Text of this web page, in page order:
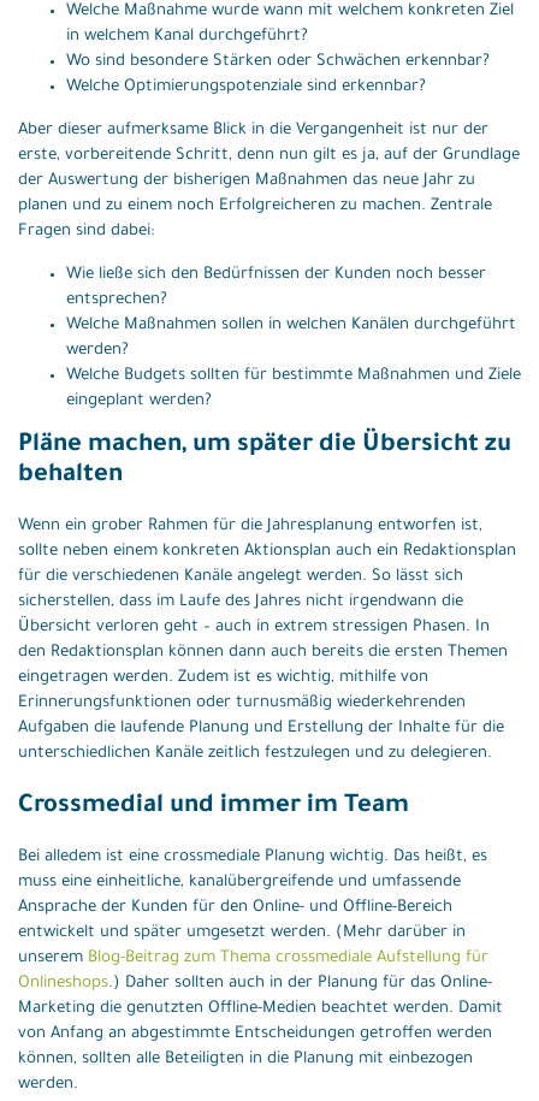
Welche Maßnahme wurde wann mit welchem konkreten Ziel
in welchem Kanal durchgeführt?
Wo sind besondere Stärken oder Schwächen erkennbar?
Welche Optimierungspotenziale sind erkennbar?
Aber dieser aufmerksame Blick in die Vergangenheit ist nur der
erste, vorbereitende Schritt, denn nun gilt es ja, auf der Grundlage
der Auswertung der bisherigen Maßnahmen das neue Jahr zu
planen und zu einem noch Erfolgreicheren zu machen. Zentrale
Fragen sind dabei:
Wie ließe sich den Bedürfnissen der Kunden noch besser
entsprechen?
Welche Maßnahmen sollen in welchen Kanälen durchgeführt
werden?
Welche Budgets sollten für bestimmte Maßnahmen und Ziele
eingeplant werden?
Pläne machen, um später die Übersicht zu
behalten
Wenn ein grober Rahmen für die Jahresplanung entworfen ist,
sollte neben einem konkreten Aktionsplan auch ein Redaktionsplan
für die verschiedenen Kanäle angelegt werden. So lässt sich
sicherstellen, dass im Laufe des Jahres nicht irgendwann die
Übersicht verloren geht – auch in extrem stressigen Phasen. In
den Redaktionsplan können dann auch bereits die ersten Themen
eingetragen werden. Zudem ist es wichtig, mithilfe von
Erinnerungsfunktionen oder turnusmäßig wiederkehrenden
Aufgaben die laufende Planung und Erstellung der Inhalte für die
unterschiedlichen Kanäle zeitlich festzulegen und zu delegieren.
Crossmedial und immer im Team
Bei alledem ist eine crossmediale Planung wichtig. Das heißt, es
muss eine einheitliche, kanalübergreifende und umfassende
Ansprache der Kunden für den Online- und Offline-Bereich
entwickelt und später umgesetzt werden. (Mehr darüber in
unserem Blog-Beitrag zum Thema crossmediale Aufstellung für
Onlineshops.) Daher sollten auch in der Planung für das Online-
Marketing die genutzten Offline-Medien beachtet werden. Damit
von Anfang an abgestimmte Entscheidungen getroffen werden
können, sollten alle Beteiligten in die Planung mit einbezogen
werden.